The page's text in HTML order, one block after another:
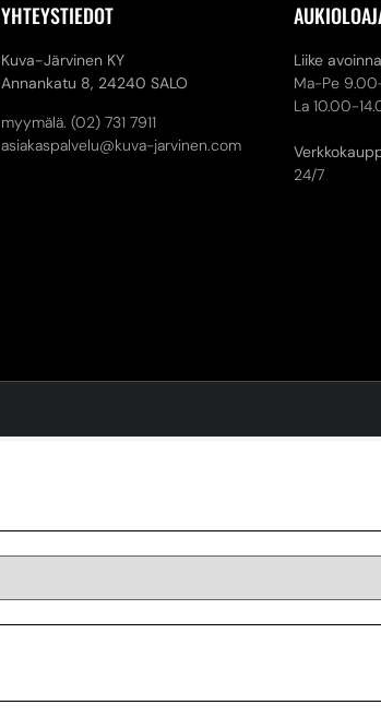
YHTEYSTIEDOT
Kuva-Järvinen KY
Annankatu 8, 24240 SALO
myymälä. (02) 731 7911
asiakaspalvelu@kuva-jarvinen.com
Liike avoinna
Ma-Pe
La 10.00-
24/7